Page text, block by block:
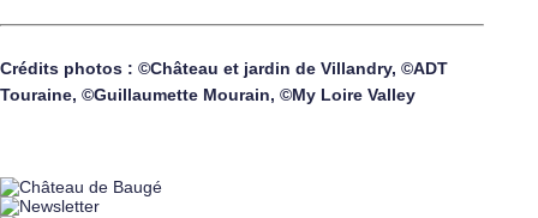
Crédits photos : ©Château et jardin de Villandry, ©ADT
Touraine, ©Guillaumette Mourain, ©My Loire Valley